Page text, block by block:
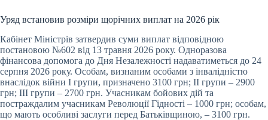
Уряд встановив розміри щорічних виплат на 2026 рік
Кабінет Міністрів затвердив суми виплат відповідною
постановою №602 від 13 травня 2026 року. Одноразова
фінансова допомога до Дня Незалежності надаватиметься до 24
серпня 2026 року. Особам, визнаним особами з інвалідністю
внаслідок війни I групи, призначено 3100 грн; II групи – 2900
грн; III групи – 2700 грн. Учасникам бойових дій та
постраждалим учасникам Революції Гідності – 1000 грн; особам,
що мають особливі заслуги перед Батьківщиною, – 3100 грн.